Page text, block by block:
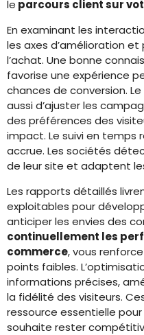
le parcours client sur
En examinant les
les axes d’amélioration
l’achat. Une bonne
favorise une expérience
chances de conversion.
aussi d’ajuster les
des préférences des
impact. Le suivi en temps
accrue. Les sociétés
de leur site et adaptent
Les rapports détaillés
exploitables pour
anticiper les envies des
continuellement les
commerce, vous
points faibles.
informations précises,
la fidélité des visiteurs.
ressource essentielle
souhaite rester